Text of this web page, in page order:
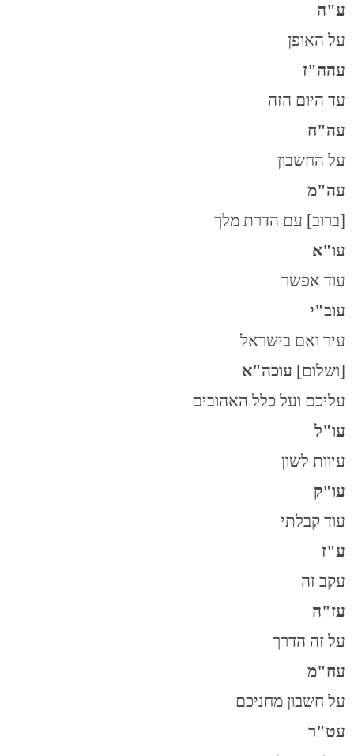
ע"ה
על האופן
עהה"ז
עד היום הזה
עה"ח
על החשבון
עה"מ
[ברוב] עם הדרת מלך
עו"א
עוד אפשר
עוב"י
עיר ואם בישראל
[ושלום] עוכה"א
עליכם ועל כלל האהובים
עו"ל
עיוות לשון
עו"ק
עוד קבלתי
ע"ז
עקב זה
עז"ה
על זה הדרך
עח"מ
על חשבון מחניכם
עט"ר